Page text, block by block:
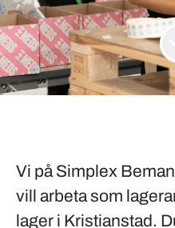
Vi på Simplex
vill arbeta som
lager i Kristianstad.